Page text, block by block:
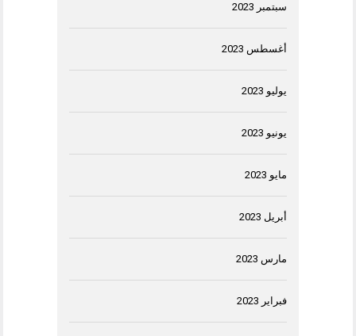
سبتمبر 2023
أغسطس 2023
يوليو 2023
يونيو 2023
مايو 2023
أبريل 2023
مارس 2023
فبراير 2023